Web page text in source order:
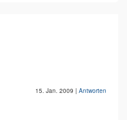
15. Jan. 2009 | Antworten